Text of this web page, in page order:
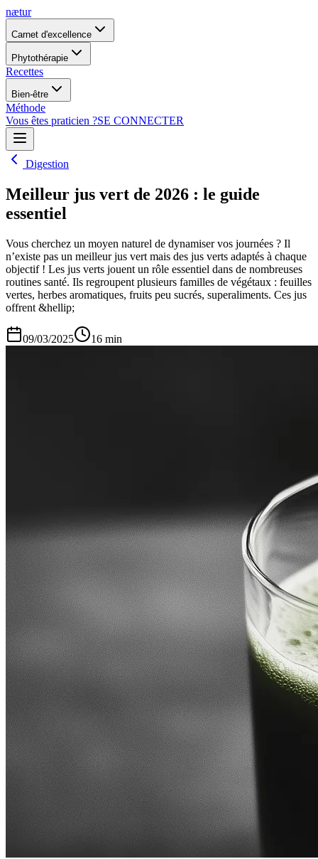
nætur
Carnet d'excellence
Phytothérapie
Recettes
Bien-être
Méthode
Vous êtes praticien ?SE CONNECTER
Digestion
Meilleur jus vert de 2026 : le guide
essentiel
Vous cherchez un moyen naturel de dynamiser vos journées ? Il
n’existe pas un meilleur jus vert mais des jus verts adaptés à chaque
objectif ! Les jus verts jouent un rôle essentiel dans de nombreuses
routines santé. Ils regroupent plusieurs familles de végétaux : feuilles
vertes, herbes aromatiques, fruits peu sucrés, superaliments. Ces jus
offrent &hellip;
09/03/2025 16 min